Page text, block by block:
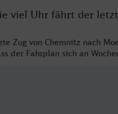
viel Uhr fährt der
Zug von Chemnitz nach
der Fahrplan sich an